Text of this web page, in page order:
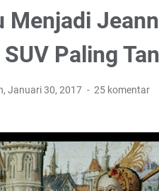
Paling
Januari 30, 2017 25 komentar